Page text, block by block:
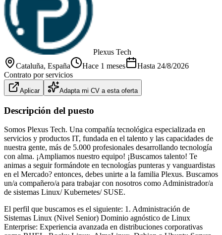
Plexus Tech
Cataluña, España Hace 1 meses Hasta 24/8/2026
Contrato por servicios
Aplicar Adapta mi CV a esta oferta
Descripción del puesto
Somos Plexus Tech. Una compañía tecnológica especializada en
servicios y productos IT, fundada en el talento y las capacidades de
nuestra gente, más de 5.000 profesionales desarrollando tecnología
con alma. ¡Ampliamos nuestro equipo! ¡Buscamos talento! Te
animas a seguir formándote en tecnologías punteras y vanguardistas
en el Mercado? entonces, debes unirte a la familia Plexus. Buscamos
un/a compañero/a para trabajar con nosotros como Administrador/a
de sistemas Linux/ Kubernetes/ SUSE.
El perfil que buscamos es el siguiente: 1. Administración de
Sistemas Linux (Nivel Senior) Dominio agnóstico de Linux
Enterprise: Experiencia avanzada en distribuciones corporativas